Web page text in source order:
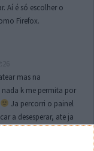
Aí é só escolher o
Firefox.
mas na
k me permita por
Ja percorri o painel
a desesperar, ate ja
outra dica fico